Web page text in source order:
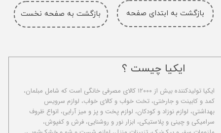
بازگشت به صفحه نخست بازگشت به ابتدای صفحه
ایکیا چیست ؟
ا​یکیا تولیدکننده بیش از ۱۲۰۰۰ کالای مصرفی خانگی است که شامل مبلمان،
کمد و کابینت و جارختی، تخت خواب و کالای خواب، لوازم سرویس
بهداشتی، لوازم نوزاد و کودکان، لوازم پخت و پز و میز آرایی، انواع ظروف
سرامیکی و چینی و پلاستیکی، ابزار نور و روشنایی، فرش و کفپوش،